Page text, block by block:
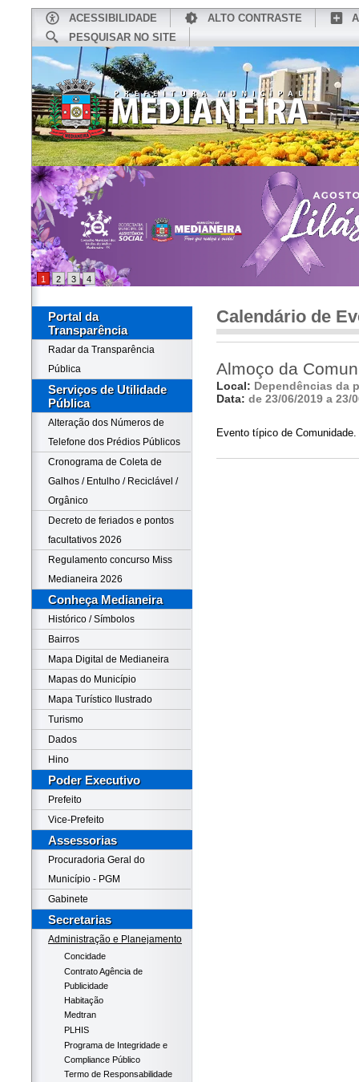
ACESSIBILIDADE ALTO CONTRASTE
PESQUISAR NO SITE
CONHEÇA MEDIANEIRA
1 2 3 4
Portal da
Transparência
Radar da Transparência
Pública
Serviços de Utilidade
Pública
Alteração dos Números de
Telefone dos Prédios Públicos
Cronograma de Coleta de
Galhos / Entulho / Reciclável /
Orgânico
Decreto de feriados e pontos
facultativos 2026
Regulamento concurso Miss
Medianeira 2026
Conheça Medianeira
Histórico / Símbolos
Bairros
Mapa Digital de Medianeira
Mapas do Município
Mapa Turístico Ilustrado
Turismo
Dados
Hino
Poder Executivo
Prefeito
Vice-Prefeito
Assessorias
Procuradoria Geral do
Município - PGM
Gabinete
Secretarias
Administração e Planejamento
Concidade
Contrato Agência de
Publicidade
Habitação
Medtran
PLHIS
Programa de Integridade e
Compliance Público
Termo de Responsabilidade
Calendário de
Almoço da
Local: Dependências da
Data: de 23/06/2019 a 23/
Evento típico de Comunidade.